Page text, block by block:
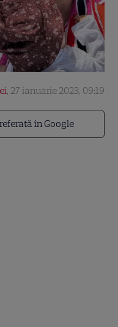
în Google
, 27 ianuarie 2023, 09:19